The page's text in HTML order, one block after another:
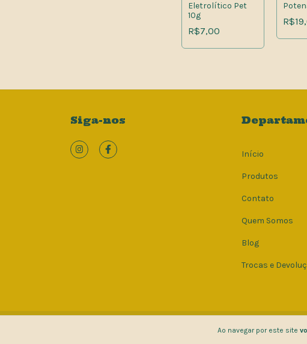
Ao navegar por este site
Eletrolítico Pet
10g
R$7,00
Siga-nos
Início
Produtos
Contato
Quem Somos
Blog
Trocas e